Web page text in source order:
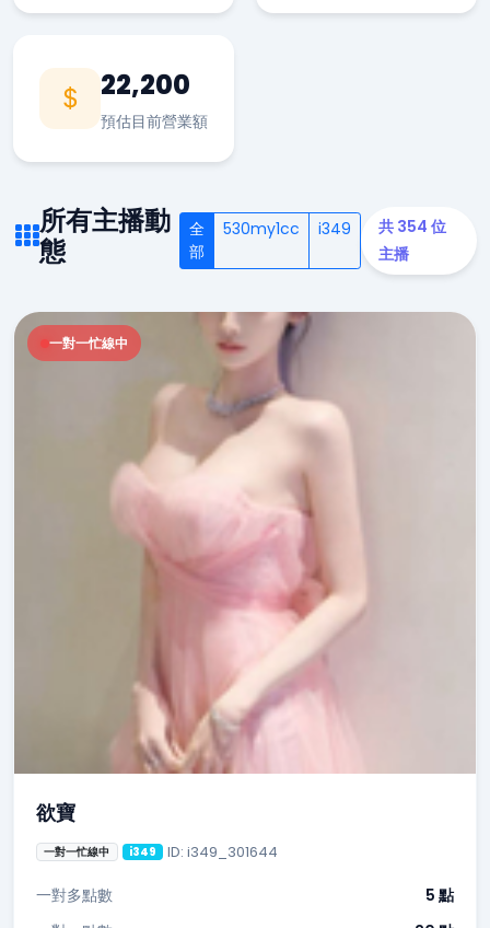
22,200
預估目前營業額
所有主播動
態
全
部
530my1cc i349
共 354 位
主播
一對一忙線中
欲寶
一對一忙線中 i349 ID: i349_301644
一對多點數
5 點